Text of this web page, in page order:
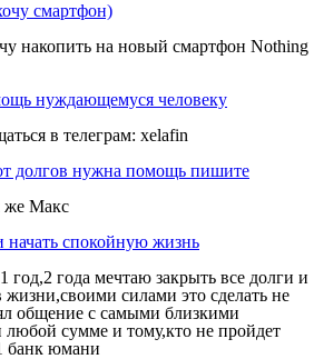
смартфон)
накопить на новый смартфон Nothing
нуждающемуся человeкy
в телегрaм: xelafin
долгов нужна помощь пишите
же Макс
спокойную жизнь
год,2 года мечтаю закрыть все долги и
жизни,своими силами это сделать не
общение с самыми близкими
любой сумме и тому,кто не пройдет
банк юмани